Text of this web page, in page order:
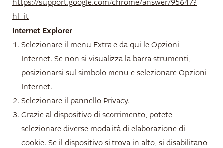
https://support.google.com/chrome/answer/95647?
hl=it
Internet Explorer
Selezionare il menu Extra e da qui le Opzioni
Internet. Se non si visualizza la barra strumenti,
posizionarsi sul simbolo menu e selezionare Opzioni
Internet.
Selezionare il pannello Privacy.
Grazie al dispositivo di scorrimento, potete
selezionare diverse modalità di elaborazione di
cookie. Se il dispositivo si trova in alto, si disabilitano